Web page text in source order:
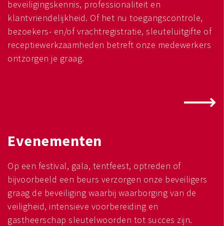
beveiligingskennis, professionaliteit en
klantvriendelijkheid. Of het nu toegangscontrole,
bezoekers- en/of vrachtregistratie, sleuteluitgifte of
receptiewerkzaamheden betreft onze medewerkers
ontzorgen je graag.
Evenementen
Op een festival, gala, tentfeest, optreden of
bijvoorbeeld een beurs verzorgen onze beveiligers
graag de beveiliging waarbij waarborging van de
veiligheid, intensieve voorbereiding en
gastheerschap sleutelwoorden tot succes zijn.